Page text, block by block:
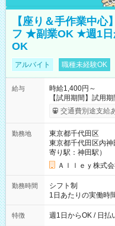
【座り＆手作業中
フ ★副業OK ★週1日
OK
アルバイト 職種未経験OK
給与
時給1,400円～
【試用期間】試用
給与は本採用時と同
交通費別途支給
勤務地
東京都千代田区
東京都千代田区内
寄り駅：神田駅）
Ａｌｌｅｙ株式
勤務時間
シフト制
1日あたりの実働時
実働時間：1-5時間
能！ └平日・土曜日
特徴 週1日からOK / 日払